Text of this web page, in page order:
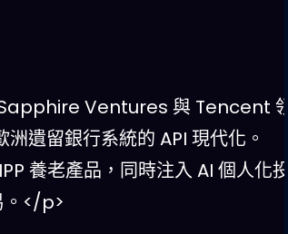
Ventures 與 Tencent 領
留銀行系統的 API 現代化。
養老產品，同時注入 AI 個人化投
。</p>